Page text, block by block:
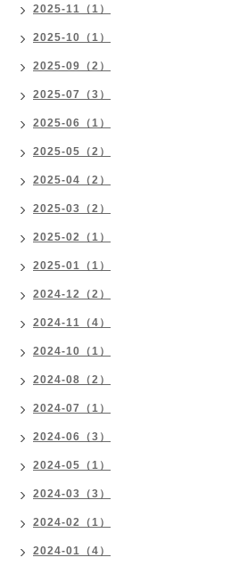
2025-11（1）
2025-10（1）
2025-09（2）
2025-07（3）
2025-06（1）
2025-05（2）
2025-04（2）
2025-03（2）
2025-02（1）
2025-01（1）
2024-12（2）
2024-11（4）
2024-10（1）
2024-08（2）
2024-07（1）
2024-06（3）
2024-05（1）
2024-03（3）
2024-02（1）
2024-01（4）